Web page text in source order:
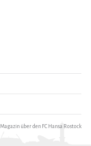
Magazin über den FC Hansa Rostock